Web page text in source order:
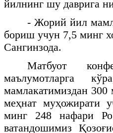
йилнинг шу даврига
- Жорий йил
бориш учун 7,5 минг
Сангинзода.
Матбуот
маълумотларга
мамлакатимиздан 300
меҳнат муҳожирати
минг 248 нафари
ватандошимиз